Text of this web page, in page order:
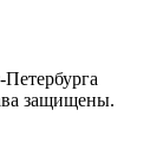
защищены.